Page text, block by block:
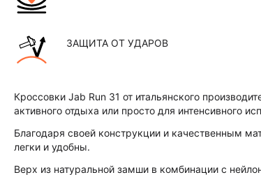
ЗАЩИТА ОТ УДАРОВ
Кроссовки Jab Run 31 от итальянского
активного отдыха или просто для интенсивного
Благодаря своей конструкции и качественным
легки и удобны.
Верх из натуральной замши в комбинации с